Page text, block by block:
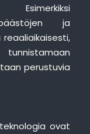
ja
perustuvia
ovat